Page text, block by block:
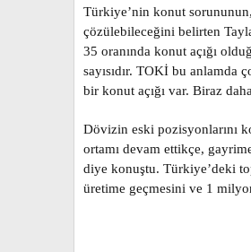
Türkiye’nin konut
çözülebileceğini belirten
35 oranında konut açığı
sayısıdır. TOKİ bu anlamda
bir konut açığı var. Biraz
Dövizin eski pozisyonlarını
ortamı devam ettikçe,
diye konuştu. Türkiye’deki
üretime geçmesini ve 1